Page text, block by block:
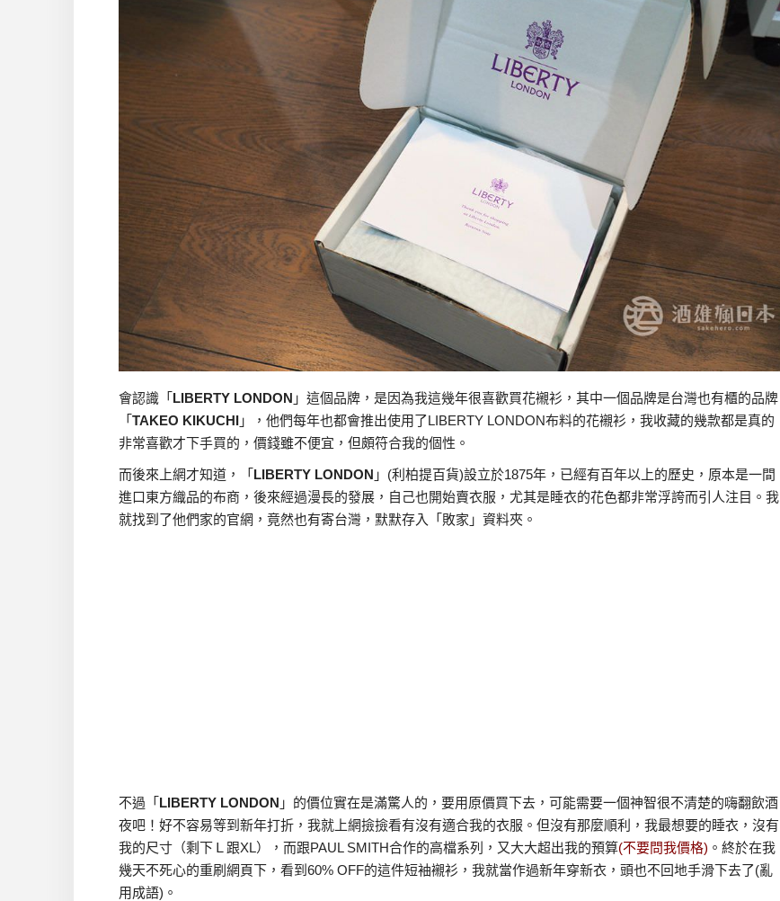
會認識「 LIBERTY LONDON 」這個品牌，是因為我這幾年很喜歡買花襯衫，其中一個品牌是台灣也有櫃的品牌
「 TAKEO KIKUCHI 」，他們每年也都會推出使用了LIBERTY LONDON布料的花襯衫，我收藏的幾款都是真的
非常喜歡才下手買的，價錢雖不便宜，但頗符合我的個性。
而後來上網才知道，「 LIBERTY LONDON 」(利柏提百貨)設立於1875年，已經有百年以上的歷史，原本是一間
進口東方織品的布商，後來經過漫長的發展，自己也開始賣衣服，尤其是睡衣的花色都非常浮誇而引人注目。我
就找到了他們家的官網，竟然也有寄台灣，默默存入「敗家」資料夾。
不過「 LIBERTY LONDON 」的價位實在是滿驚人的，要用原價買下去，可能需要一個神智很不清楚的嗨翻飲酒
夜吧！好不容易等到新年打折，我就上網撿撿看有沒有適合我的衣服。但沒有那麼順利，我最想要的睡衣，沒有
我的尺寸（剩下Ｌ跟XL），而跟PAUL SMITH合作的高檔系列，又大大超出我的預算(不要問我價格) 。終於在我
幾天不死心的重刷網頁下，看到60% OFF的這件短袖襯衫，我就當作過新年穿新衣，頭也不回地手滑下去了(亂
用成語)。